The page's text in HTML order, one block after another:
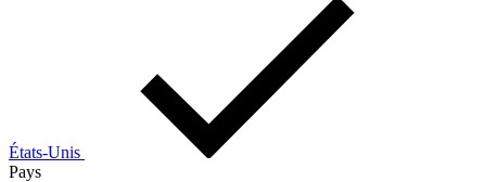
États-Unis
Pays